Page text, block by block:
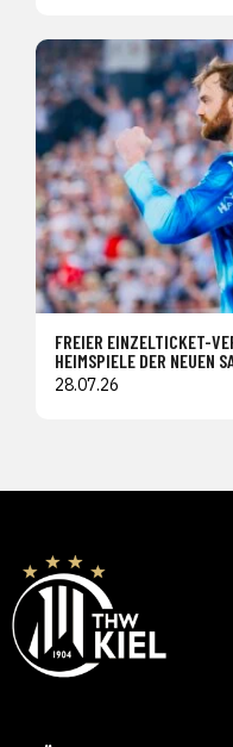
FREIER EINZELTICKET-
HEIMSPIELE DER NEUEN
28.07.26